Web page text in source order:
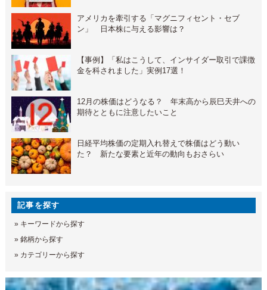
アメリカを牽引する「マグニフィセント・セブ
ン」 日本株に与える影響は？
【事例】「私はこうして、インサイダー取引で課徴
金を科されました」実例17選！
12月の株価はどうなる？ 年末高から辰巳天井への
期待とともに注意したいこと
日経平均株価の定期入れ替えで株価はどう動い
た？ 新たな要素と近年の動向もおさらい
記事を探す
» キーワードから探す
» 銘柄から探す
» カテゴリーから探す